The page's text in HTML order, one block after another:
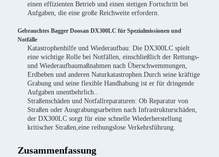
einen effizienten Betrieb und einen stetigen Fortschritt bei
Aufgaben, die eine große Reichweite erfordern.
Gebrauchtes Bagger Doosan DX300LC für Spezialmissionen und
Notfälle
Katastrophenhilfe und Wiederaufbau: Die DX300LC spielt
eine wichtige Rolle bei Notfällen, einschließlich der Rettungs-
und Wiederaufbaumaßnahmen nach Überschwemmungen,
Erdbeben und anderen Naturkatastrophen.Durch seine kräftige
Grabung und seine flexible Handhabung ist er für dringende
Aufgaben unentbehrlich..
Straßenschäden und Notfallreparaturen: Ob Reparatur von
Straßen oder Ausgrabungsarbeiten nach Infrastrukturschäden,
der DX300LC sorgt für eine schnelle Wiederherstellung
kritischer Straßen,eine reibungslose Verkehrsführung.
Zusammenfassung